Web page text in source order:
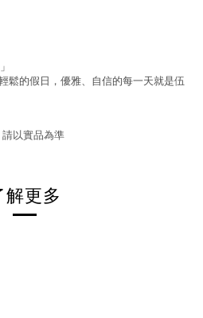
鬆的假日，優雅、自信的每一天就是伍
以實品為準
解更多